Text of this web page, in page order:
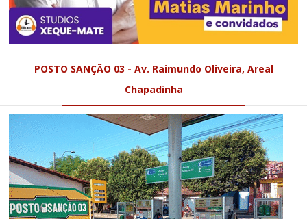
POSTO SANÇÃO 03 - Av. Raimundo Oliveira, Areal
Chapadinha